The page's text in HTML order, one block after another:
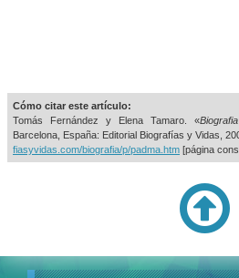
Cómo citar este artículo:
Tomás Fernández y Elena Tamaro. «
Barcelona, España: Editorial Biografías y Vidas,
fiasyvidas.com/biografia/p/padma.htm [página